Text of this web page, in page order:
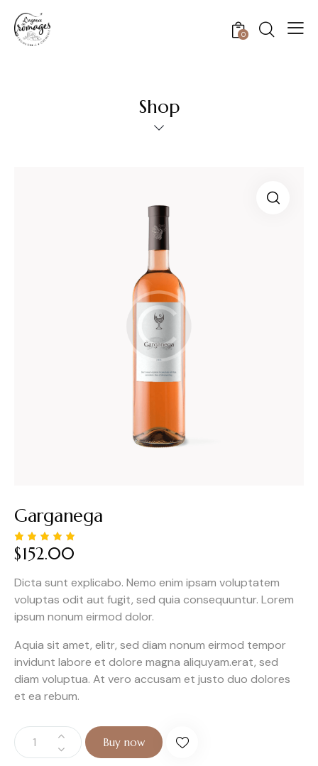
0
Shop
Garganega
Noté
5.00
basé
3
notation
$152.00
Dicta sunt explicabo. Nemo enim ipsam voluptatem
voluptas odit aut fugit, sed quia consequuntur. Lorem
ipsum nonum eirmod dolor.
Aquia sit amet, elitr, sed diam nonum eirmod tempor
invidunt labore et dolore magna aliquyam.erat, sed
diam voluptua. At vero accusam et justo duo dolores
et ea rebum.
Buy now